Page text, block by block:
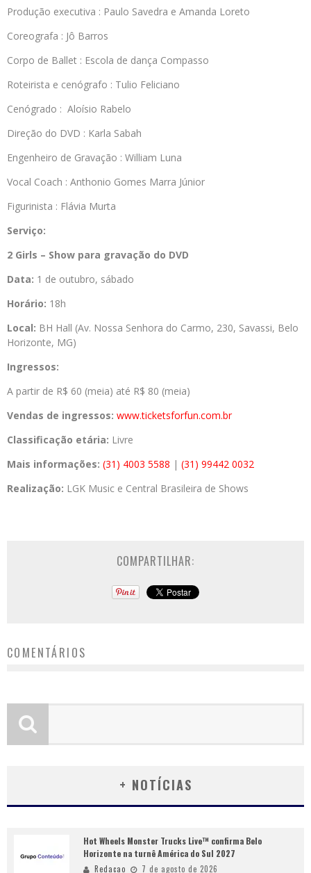
Produção executiva : Paulo Savedra e Amanda Loreto
Coreografa : Jô Barros
Corpo de Ballet : Escola de dança Compasso
Roteirista e cenógrafo : Tulio Feliciano
Cenógrado : Aloísio Rabelo
Direção do DVD : Karla Sabah
Engenheiro de Gravação : William Luna
Vocal Coach : Anthonio Gomes Marra Júnior
Figurinista : Flávia Murta
Serviço:
2 Girls – Show para gravação do DVD
Data: 1 de outubro, sábado
Horário: 18h
Local: BH Hall (Av. Nossa Senhora do Carmo, 230, Savassi, Belo
Horizonte, MG)
Ingressos:
A partir de R$ 60 (meia) até R$ 80 (meia)
Vendas de ingressos: www.ticketsforfun.com.br
Classificação etária: Livre
Mais informações: (31) 4003 5588 | (31) 99442 0032
Realização: LGK Music e Central Brasileira de Shows
COMPARTILHAR:
COMENTÁRIOS
+ NOTÍCIAS
Hot Wheels Monster Trucks Live™ confirma Belo
Horizonte na turnê América do Sul 2027
Redacao 7 de agosto de 2026